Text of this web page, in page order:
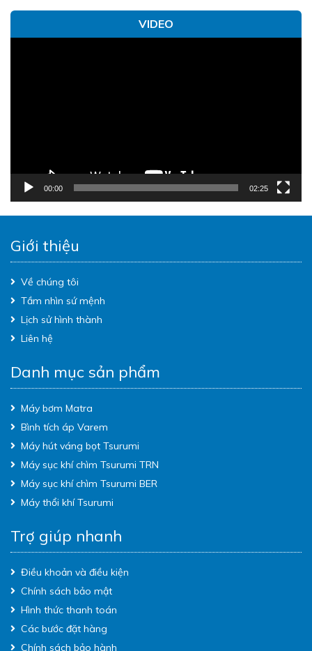
VIDEO
00:00 02:25
Giới thiệu
Về chúng tôi
Tầm nhìn sứ mệnh
Lịch sử hình thành
Liên hệ
Danh mục sản phẩm
Máy bơm Matra
Bình tích áp Varem
Máy hút váng bọt Tsurumi
Máy sục khí chìm Tsurumi TRN
Máy sục khí chìm Tsurumi BER
Máy thổi khí Tsurumi
Trợ giúp nhanh
Điều khoản và điều kiện
Chính sách bảo mật
Hình thức thanh toán
Các bước đặt hàng
Chính sách bảo hành